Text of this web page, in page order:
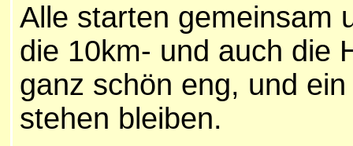
Alle starten gemeinsam
die 10km- und auch die
ganz schön eng, und
stehen bleiben.